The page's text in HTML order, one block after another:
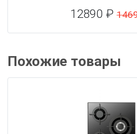
12890 ₽
Похожие товары